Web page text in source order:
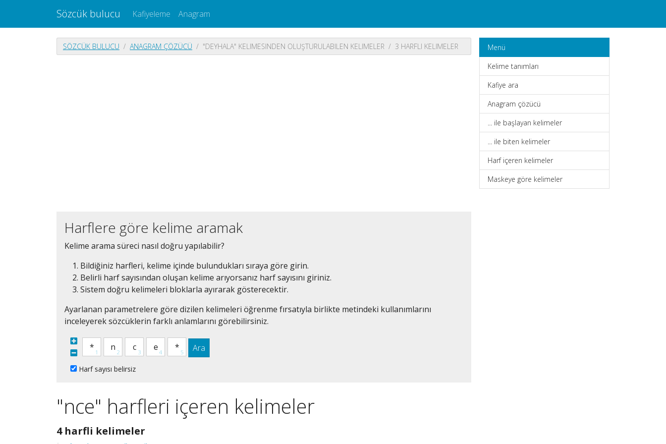
Sözcük bulucu Kafiyeleme Anagram
SÖZCÜK BULUCU ANAGRAM ÇÖZÜCÜ "DEYHALA" KELIMESINDEN OLUŞTURULABILEN KELIMELER 3 HARFLI KELIMELER
Harflere göre kelime aramak
Kelime arama süreci nasıl doğru yapılabilir?
Bildiğiniz harfleri, kelime içinde bulundukları sıraya göre girin.
Belirli harf sayısından oluşan kelime arıyorsanız harf sayısını giriniz.
Sistem doğru kelimeleri bloklarla ayırarak gösterecektir.
Ayarlanan parametrelere göre dizilen kelimeleri öğrenme fırsatıyla birlikte metindeki kullanımlarını
inceleyerek sözcüklerin farklı anlamlarını görebilirsiniz.
Ara
Harf sayısı belirsiz
"nce" harfleri içeren kelimeler
4 harfli kelimeler
Menü
Kelime tanımları
Kafiye ara
Anagram çözücü
... ile başlayan kelimeler
... ile biten kelimeler
Harf içeren kelimeler
Maskeye göre kelimeler